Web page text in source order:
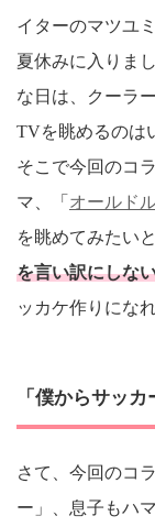
イターのマツユミ
夏休みに入りま
な日は、クーラ
TVを眺めるのは
そこで今回のコ
マ、「 オールド
を眺めてみたい
を言い訳にしな
ッカケ作りにな
「僕からサッ
さて、今回のコ
ー」、息子もハ